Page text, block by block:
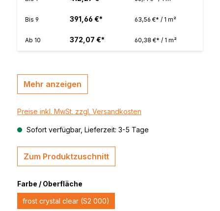
Bis 9 391,66 €* 63,56 €* / 1 m²
Ab 10 372,07 €* 60,38 €* / 1 m²
Mehr anzeigen
Preise inkl. MwSt. zzgl. Versandkosten
Sofort verfügbar, Lieferzeit: 3-5 Tage
Zum Produktzuschnitt
Farbe / Oberfläche
frost crystal clear (S2 000)